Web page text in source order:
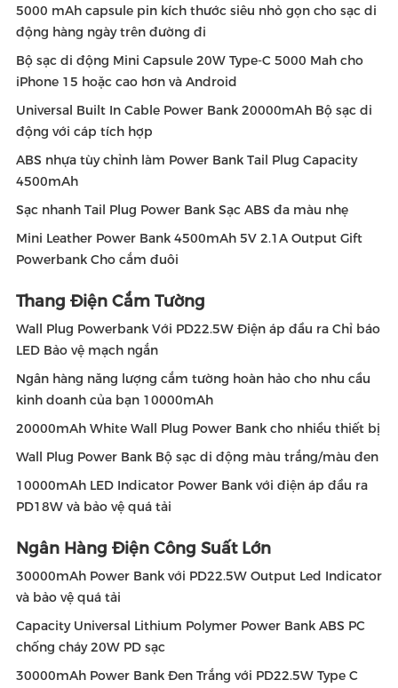
5000 mAh capsule pin kích thước siêu nhỏ gọn cho sạc di
động hàng ngày trên đường đi
Bộ sạc di động Mini Capsule 20W Type-C 5000 Mah cho
iPhone 15 hoặc cao hơn và Android
Universal Built In Cable Power Bank 20000mAh Bộ sạc di
động với cáp tích hợp
ABS nhựa tùy chỉnh làm Power Bank Tail Plug Capacity
4500mAh
Sạc nhanh Tail Plug Power Bank Sạc ABS đa màu nhẹ
Mini Leather Power Bank 4500mAh 5V 2.1A Output Gift
Powerbank Cho cắm đuôi
Thang Điện Cắm Tường
Wall Plug Powerbank Với PD22.5W Điện áp đầu ra Chỉ báo
LED Bảo vệ mạch ngắn
Ngân hàng năng lượng cắm tường hoàn hảo cho nhu cầu
kinh doanh của bạn 10000mAh
20000mAh White Wall Plug Power Bank cho nhiều thiết bị
Wall Plug Power Bank Bộ sạc di động màu trắng/màu đen
10000mAh LED Indicator Power Bank với điện áp đầu ra
PD18W và bảo vệ quá tải
Ngân Hàng Điện Công Suất Lớn
30000mAh Power Bank với PD22.5W Output Led Indicator
và bảo vệ quá tải
Capacity Universal Lithium Polymer Power Bank ABS PC
chống cháy 20W PD sạc
30000mAh Power Bank Đen Trắng với PD22.5W Type C